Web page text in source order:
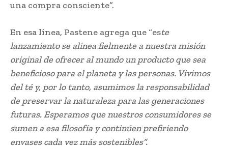
una compra consciente”.
En esa línea, Pastene agrega que “este
lanzamiento se alinea fielmente a nuestra misión
original deofrecer al mundo un producto que sea
beneficioso para el planeta y las personas. Vivimos
del té y, por lo tanto, asumimos la responsabilidad
de preservar la naturaleza para las generaciones
futuras. Esperamos que nuestros consumidores se
sumen a esa filosofía y continúen prefiriendo
envases cada vez más sostenibles”.